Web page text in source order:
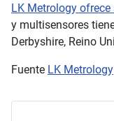
LK Metrology
y multisensores
Derbyshire, Reino
Fuente LK Metrology